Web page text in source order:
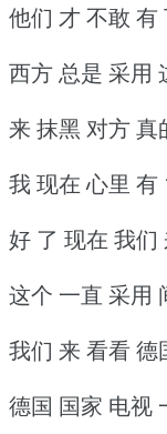
他们 才 不敢 有
西方 总是 采用
来 抹黑 对方
我 现在 心里 有
好 了 现在 我们
这个 一直 采用
我们 来 看看 德
德国 国家 电视